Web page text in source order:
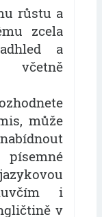
růstu a
zcela
a
včetně
může
i
v